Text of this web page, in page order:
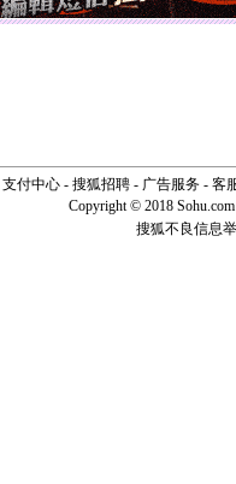
[元旦]看
卖了。水
[春节]
风
颜！冬去
道一声平
支付中心- 搜狐招聘- 广告服务- 客
Copyright © 2018
搜狐不良信息